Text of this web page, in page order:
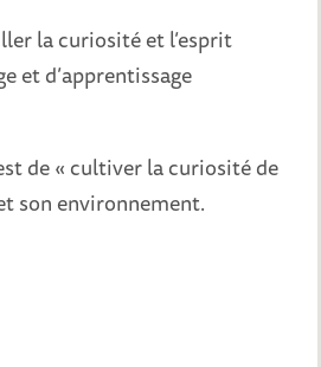
la curiosité et l’esprit
et d’apprentissage
de « cultiver la curiosité de
son environnement.